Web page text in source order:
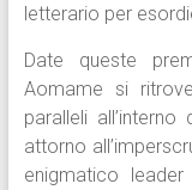
letterario per
Date queste
Aomame si
paralleli
attorno
enigmatico